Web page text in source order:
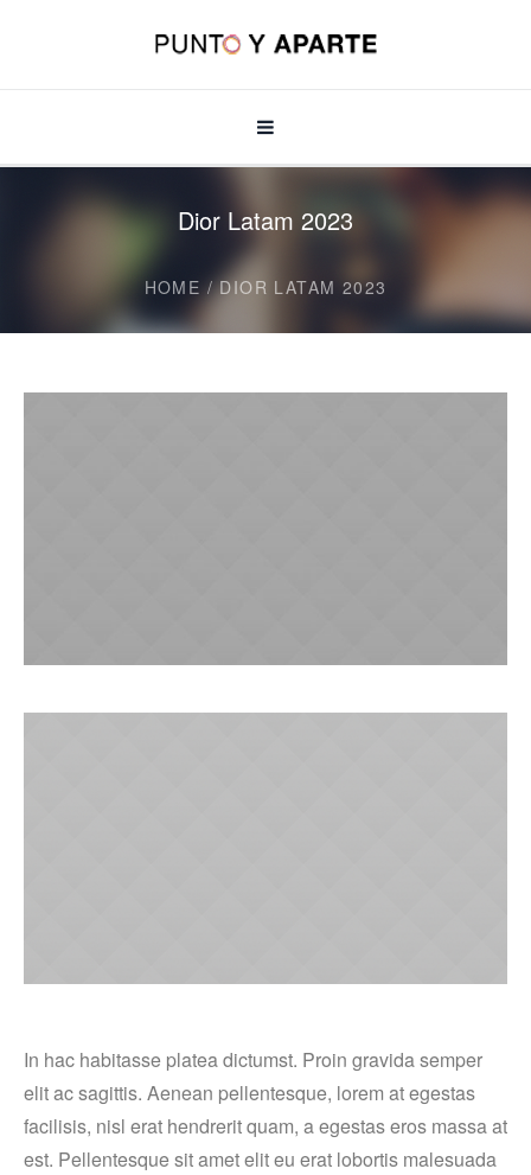
Dior Latam 2023
HOME / DIOR LATAM 2023
In hac habitasse platea dictumst. Proin gravida semper
elit ac sagittis. Aenean pellentesque, lorem at egestas
facilisis, nisl erat hendrerit quam, a egestas eros massa at
est. Pellentesque sit amet elit eu erat lobortis malesuada